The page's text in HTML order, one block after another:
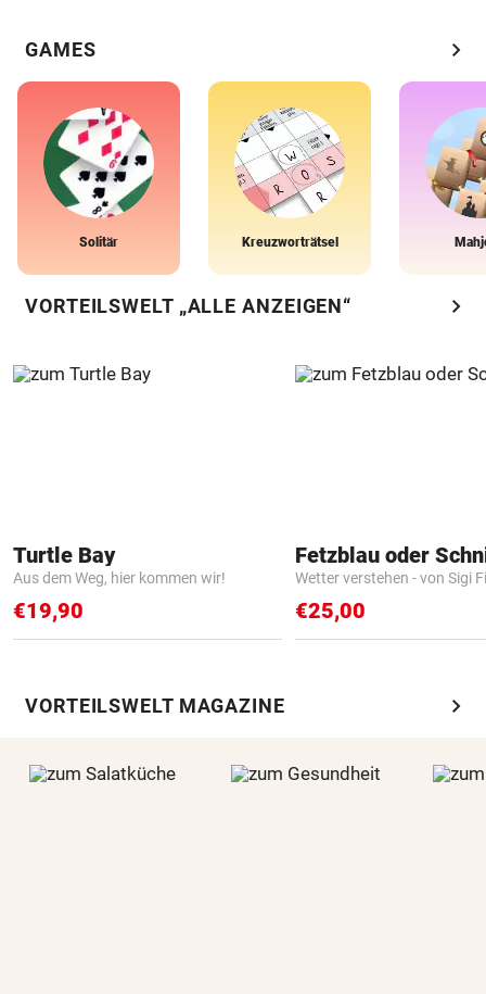
GAMES chevron_right
Solitär Kreuzworträtsel
VORTEILSWELT „ALLE ANZEIGEN“ chevron_right
Turtle Bay
Aus dem Weg, hier kommen wir!
€19,90
Fetzblau oder
Wetter verstehen - von Sigi
€25,00
VORTEILSWELT MAGAZINE chevron_right